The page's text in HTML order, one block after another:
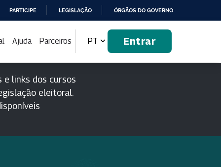
PARTICIPE LEGISLAÇÃO ÓRGÃOS DO GOVERNO
Ajuda Parceiros PT Entrar
e links dos cursos
eleitoral.